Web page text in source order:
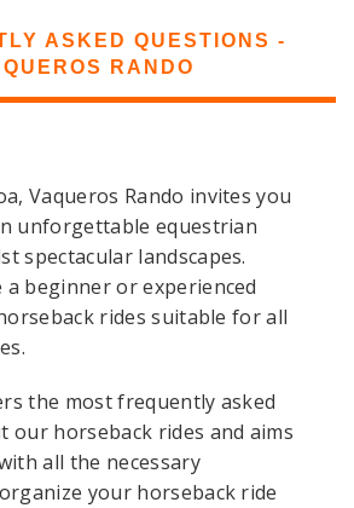
ASKED QUESTIONS -
RANDO
Vaqueros Rando invites you
unforgettable equestrian
spectacular landscapes.
beginner or experienced
rides suitable for all
the most frequently asked
our horseback rides and aims
all the necessary
your horseback ride